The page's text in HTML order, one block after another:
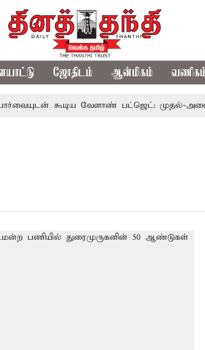
ஜோதிடம் ஆன்மிகம்
கூடிய வேளாண் பட்ஜெட்: முதல்-அமைச்சர்